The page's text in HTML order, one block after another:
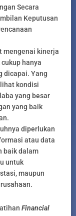
Secara
Keputusan
mengenai kinerja
hanya
dicapai. Yang
kondisi
yang besar
yang baik
diperlukan
atau data
baik dalam
untuk
maupun
Financial